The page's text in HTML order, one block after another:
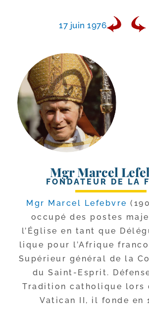
17 juin 1976
Mgr Marcel
FONDATEUR DE LA
Mgr Marcel Lefebvre
occu­pé des postes
l’Église en tant que
lique pour l’Afrique
Supérieur géné­ral de la
du Saint-​Esprit.
Tradition catho­lique lors
Vatican II, il fonde en